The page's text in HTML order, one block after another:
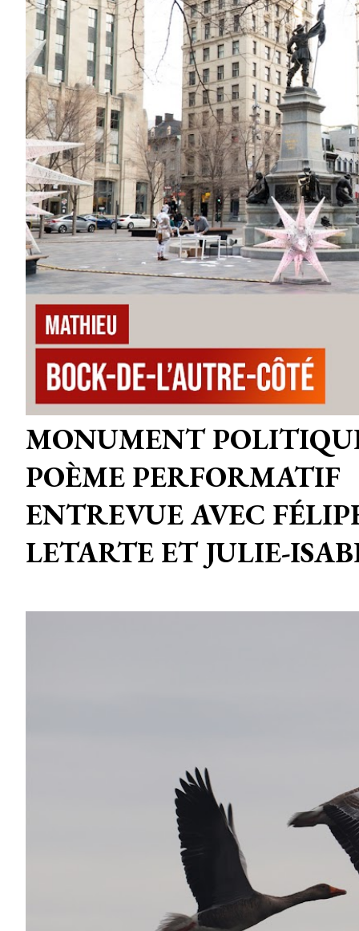
MONUMENT
POÈME PERFORMATIF
ENTREVUE AVEC
LETARTE ET JULIE-